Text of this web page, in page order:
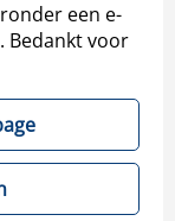
een e-
Bedankt voor